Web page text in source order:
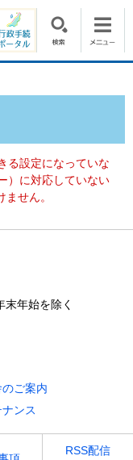
る設定になっていな
）に対応していない
せん。
年始を除く
ご案内
ナンス
RSS配信